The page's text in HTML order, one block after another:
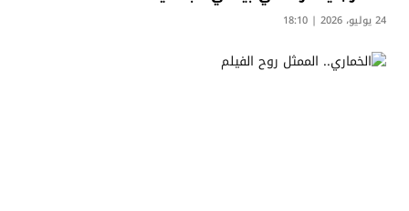
24 يوليو، 2026 | 18:10